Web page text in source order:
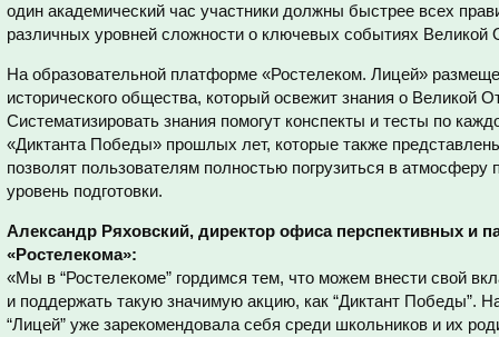
один академический час участники должны быстрее всех
различных уровней сложности о ключевых событиях Великой
На образовательной платформе «Ростелеком. Лицей»
исторического общества, который освежит знания о Великой
Систематизировать знания помогут конспекты и тесты по
«Диктанта Победы» прошлых лет, которые также
позволят пользователям полностью погрузиться в
уровень подготовки.
Александр Ряховский, директор офиса перспективных и
«Ростелекома»:
«Мы в “Ростелекоме” гордимся тем, что можем внести свой
и поддержать такую значимую акцию, как “Диктант Победы”.
“Лицей” уже зарекомендовала себя среди школьников и их